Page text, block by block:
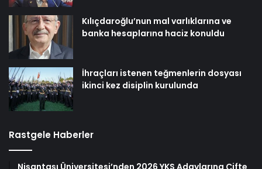
Kılıçdaroğlu’nun mal varlıklarına ve
banka hesaplarına haciz konuldu
İhraçları istenen teğmenlerin dosyası
ikinci kez disiplin kurulunda
Rastgele Haberler
Nişantaşı Üniversitesi’nden 2026 YKS Adaylarına Çifte